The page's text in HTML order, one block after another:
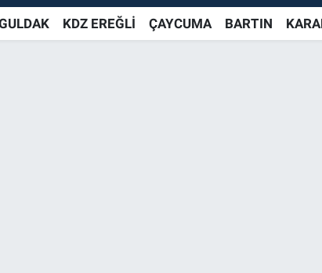
KDZ EREĞLİ ÇAYCUMA BARTIN